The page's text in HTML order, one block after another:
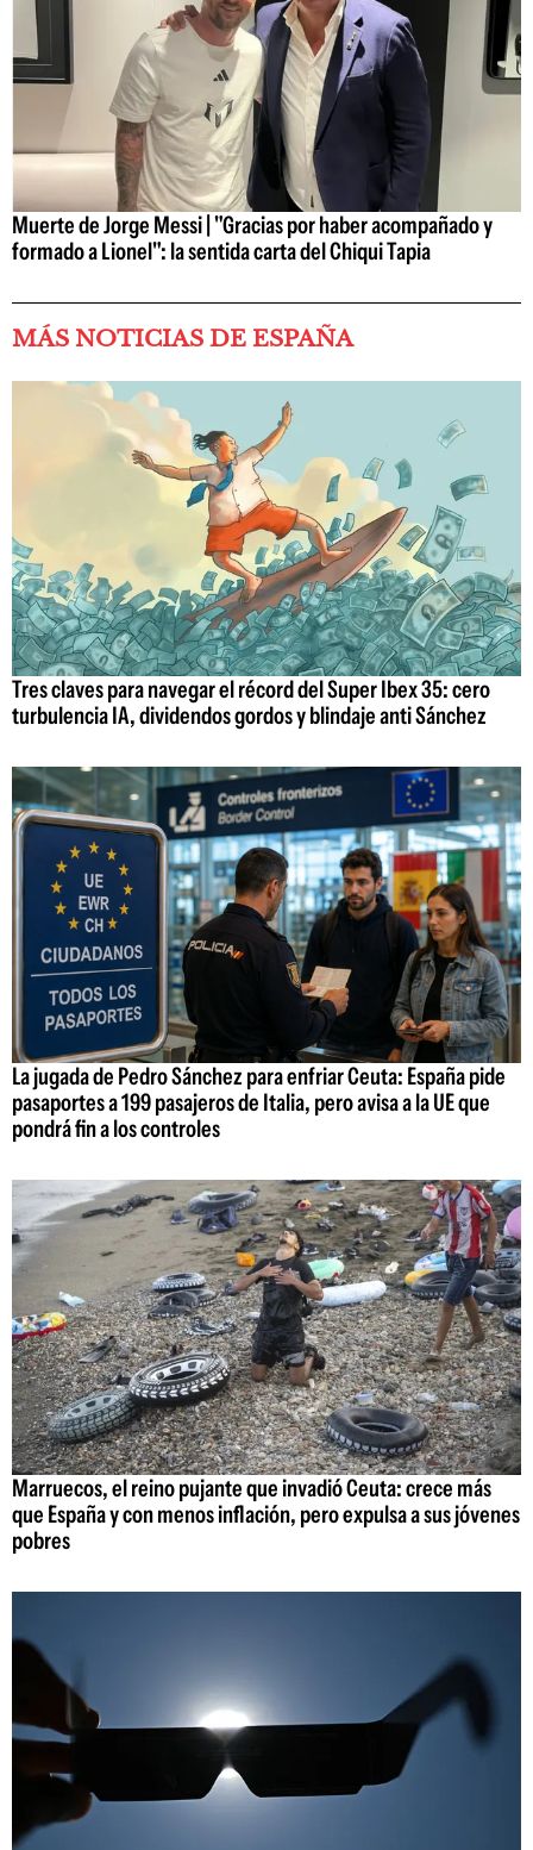
Muerte de Jorge Messi | "Gracias por haber acompañado y
formado a Lionel": la sentida carta del Chiqui Tapia
MÁS NOTICIAS DE ESPAÑA
Tres claves para navegar el récord del Super Ibex 35: cero
turbulencia IA, dividendos gordos y blindaje anti Sánchez
La jugada de Pedro Sánchez para enfriar Ceuta: España pide
pasaportes a 199 pasajeros de Italia, pero avisa a la UE que
pondrá fin a los controles
Marruecos, el reino pujante que invadió Ceuta: crece más
que España y con menos inflación, pero expulsa a sus jóvenes
pobres